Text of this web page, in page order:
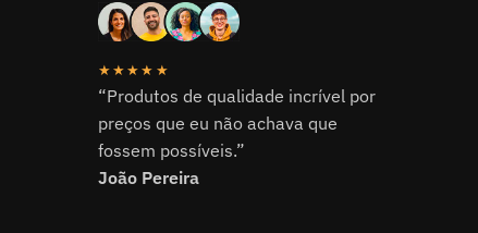
★★★★★
“Produtos de qualidade incrível por
preços que eu não achava que
fossem possíveis.”
João Pereira